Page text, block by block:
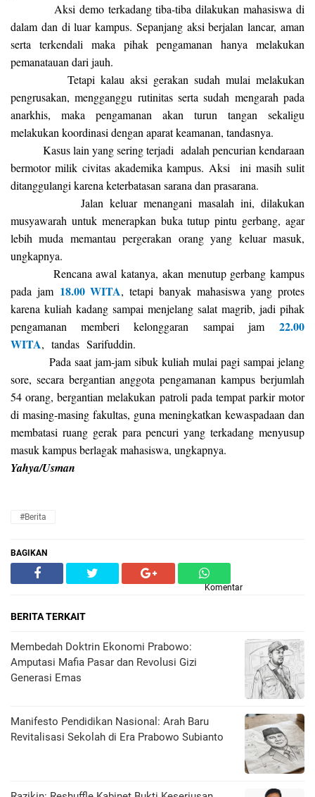
Aksi demo terkadang tiba-tiba dilakukan mahasiswa di
dalam dan di luar kampus. Sepanjang aksi berjalan lancar, aman
serta terkendali maka pihak pengamanan hanya melakukan
pemanatauan dari jauh.
Tetapi kalau aksi gerakan sudah mulai melakukan
pengrusakan, mengganggu rutinitas serta sudah mengarah pada
anarkhis, maka pengamanan akan turun tangan sekaligu
melakukan koordinasi dengan aparat keamanan, tandasnya.
Kasus lain yang sering terjadi adalah pencurian kendaraan
bermotor milik civitas akademika kampus. Aksi ini masih sulit
ditanggulangi karena keterbatasan sarana dan prasarana.
Jalan keluar menangani masalah ini, dilakukan
musyawarah untuk menerapkan buka tutup pintu gerbang, agar
lebih muda memantau pergerakan orang yang keluar masuk,
ungkapnya.
Rencana awal katanya, akan menutup gerbang kampus
pada jam 18.00 WITA, tetapi banyak mahasiswa yang protes
karena kuliah kadang sampai menjelang salat magrib, jadi pihak
pengamanan memberi kelonggaran sampai jam 22.00
WITA, tandas Sarifuddin.
Pada saat jam-jam sibuk kuliah mulai pagi sampai jelang
sore, secara bergantian anggota pengamanan kampus berjumlah
54 orang, bergantian melakukan patroli pada tempat parkir motor
di masing-masing fakultas, guna meningkatkan kewaspadaan dan
membatasi ruang gerak para pencuri yang terkadang menyusup
masuk kampus berlagak mahasiswa, ungkapnya.
Yahya/Usman
#Berita
BAGIKAN
Komentar
BERITA TERKAIT
Membedah Doktrin Ekonomi Prabowo:
Amputasi Mafia Pasar dan Revolusi Gizi
Generasi Emas
Manifesto Pendidikan Nasional: Arah Baru
Revitalisasi Sekolah di Era Prabowo Subianto